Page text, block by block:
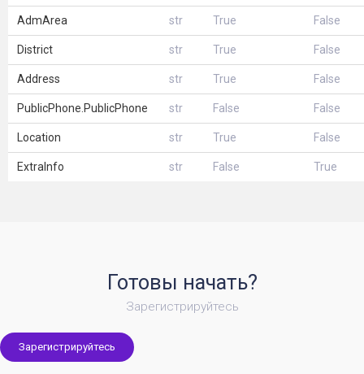
AdmArea str True False
District str True False
Address str True False
PublicPhone.PublicPhone str False False
Location str True False
ExtraInfo str False True
Готовы начать?
Зарегистрируйтесь
Зарегистрируйтесь